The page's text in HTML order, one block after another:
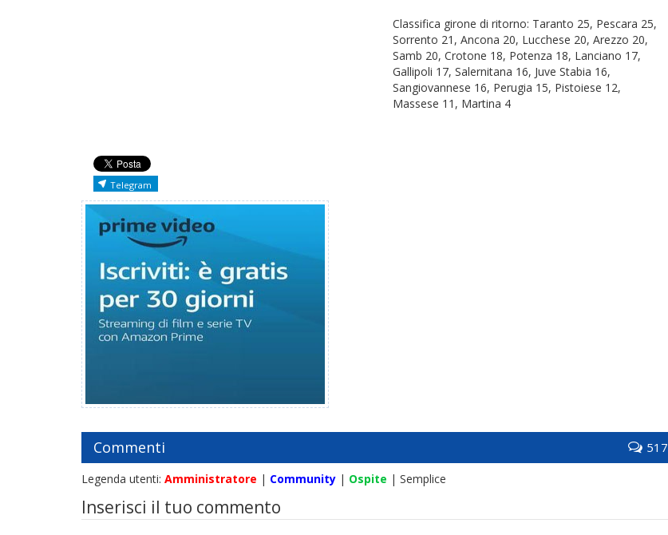
Classifica girone di ritorno: Taranto 25, Pescara 25,
Sorrento 21, Ancona 20, Lucchese 20, Arezzo 20,
Samb 20, Crotone 18, Potenza 18, Lanciano 17,
Gallipoli 17, Salernitana 16, Juve Stabia 16,
Sangiovannese 16, Perugia 15, Pistoiese 12,
Massese 11, Martina 4
Telegram
Commenti 517
Legenda utenti: Amministratore | Community | Ospite | Semplice
Inserisci il tuo commento